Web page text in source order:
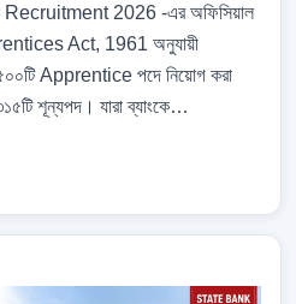
2026 -এর অফিসিয়াল
Act, 1961 অনুযায়ী
Apprentice পদে নিয়োগ করা
শূন্যপদ। যারা ব্যাংকে…